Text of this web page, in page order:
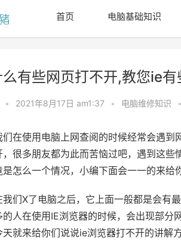
首页 电脑基础知识
么有些网页打不开,教您ie
• 2021年8月17日 am1:37 • 电脑维修知识
们在使用电脑上网查阅的时候经常会遇
，很多朋友都为此而苦恼过吧，遇到这
是怎么一个情况，小编下面会一一的来给
我们X了电脑之后，它上面一般都是会有
的人在使用IE浏览器的时候，会出现部
天就来给你们说说ie浏览器打不开的讲解